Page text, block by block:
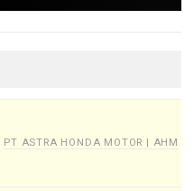
PT ASTRA HONDA MOTOR | AHM